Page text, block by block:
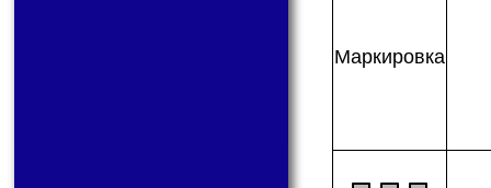
Мар­ки­ров­ка